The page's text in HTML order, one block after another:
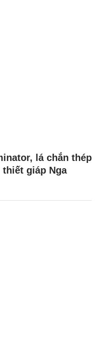
lá chắn thép
giáp Nga